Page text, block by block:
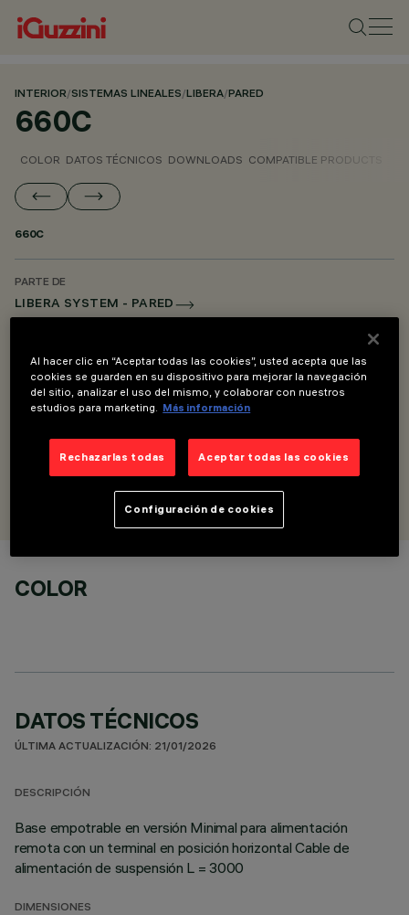
INTERIOR/SISTEMAS LINEALES/LIBERA/PARED
660C
COLOR DATOS TÉCNICOS DOWNLOADS COMPATIBLE PRODUCTS
660C
PARTE DE
LIBERA SYSTEM - PARED
LIBERA SYSTEM - ACCESORIOS DE MONTAJE Y ALIMENTACIÓN
DESCRIPCIÓN
DISEÑADO POR
COLOR
DATOS TÉCNICOS
ÚLTIMA ACTUALIZACIÓN: 21/01/2026
DESCRIPCIÓN
Base empotrable en versión Minimal para alimentación
remota con un terminal en posición horizontal Cable de
alimentación de suspensión L = 3000
DIMENSIONES
Al hacer clic en “Aceptar todas las cookies”, usted acepta que las
cookies se guarden en su dispositivo para mejorar la navegación
del sitio, analizar el uso del mismo, y colaborar con nuestros
estudios para marketing.
Más información
Rechazarlas todas Aceptar todas las cookies
Configuración de cookies